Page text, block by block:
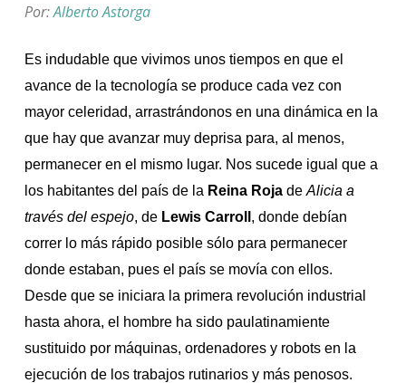
Por:Alberto Astorga
Es indudable que vivimos unos tiempos en que el
avance de la tecnología se produce cada vez con
mayor celeridad, arrastrándonos en una dinámica en la
que hay que avanzar muy deprisa para, al menos,
permanecer en el mismo lugar. Nos sucede igual que a
los habitantes del país de la Reina Roja de Alicia a
través del espejo, de Lewis Carroll , donde debían
correr lo más rápido posible sólo para permanecer
donde estaban, pues el país se movía con ellos.
Desde que se iniciara la primera revolución industrial
hasta ahora, el hombre ha sido paulatinamiente
sustituido por máquinas, ordenadores y robots en la
ejecución de los trabajos rutinarios y más penosos.